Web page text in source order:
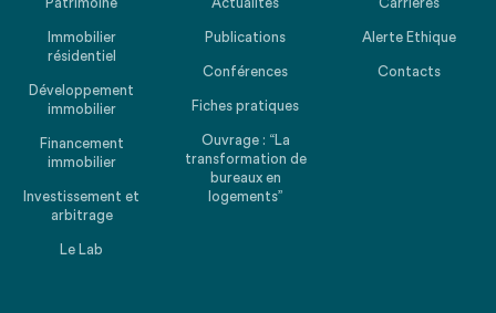
Immobilier
résidentiel
Développement
immobilier
Financement
immobilier
Investissement et
arbitrage
Le Lab
Publications
Conférences
Fiches pratiques
Ouvrage : “La
transformation de
bureaux en
logements”
Alerte Ethique
Contacts